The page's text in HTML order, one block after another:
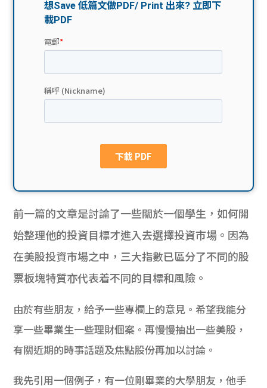
費貸
計數
網上
私人
貸款
計數
機
Exc
Gui
校園
Gui
de
Gui
de
學生
前一篇的文章是討論了一些關於一個學生， 如何開
始整理他的投資目標才進入去選擇投資市場。 因為
在美股投資市場之中， 三大指數已區分了不同的股
票板塊特質亦代表着不同的目標和風險。
由於有些朋友，給予一些專欄上的意見。希望我能分
享一些畢業生一些理財個案。再慢慢抽出一些美股，
有關近期的時事話題及焦點股份再加以討論。
我先引用一個例子，有一位剛畢業的大學朋友，他手